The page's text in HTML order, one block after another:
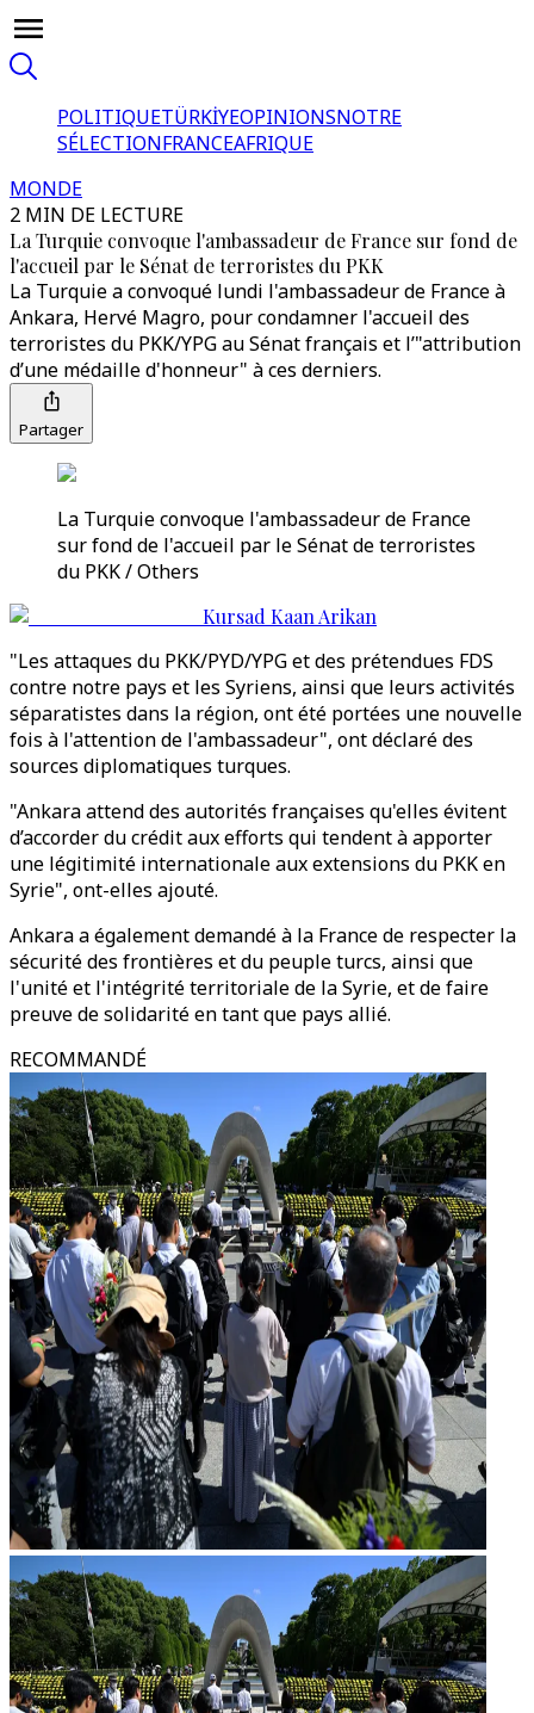
POLITIQUETÜRKİYEOPINIONSNOTRE
SÉLECTIONFRANCEAFRIQUE
MONDE
2 MIN DE LECTURE
La Turquie convoque l'ambassadeur de France sur fond de
l'accueil par le Sénat de terroristes du PKK
La Turquie a convoqué lundi l'ambassadeur de France à
Ankara, Hervé Magro, pour condamner l'accueil des
terroristes du PKK/YPG au Sénat français et l’"attribution
d’une médaille d'honneur" à ces derniers.
Partager
La Turquie convoque l'ambassadeur de France
sur fond de l'accueil par le Sénat de terroristes
du PKK / Others
Kursad Kaan Arikan
"Les attaques du PKK/PYD/YPG et des prétendues FDS
contre notre pays et les Syriens, ainsi que leurs activités
séparatistes dans la région, ont été portées une nouvelle
fois à l'attention de l'ambassadeur", ont déclaré des
sources diplomatiques turques.
"Ankara attend des autorités françaises qu'elles évitent
d’accorder du crédit aux efforts qui tendent à apporter
une légitimité internationale aux extensions du PKK en
Syrie", ont-elles ajouté.
Ankara a également demandé à la France de respecter la
sécurité des frontières et du peuple turcs, ainsi que
l'unité et l'intégrité territoriale de la Syrie, et de faire
preuve de solidarité en tant que pays allié.
RECOMMANDÉ